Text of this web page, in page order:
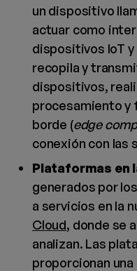
un dispositivo
actuar como
dispositivos IoT y
recopila y
dispositivos,
procesamiento y
borde (edge
conexión con las
Plataformas en
generados por
a servicios en la
Cloud, donde se
analizan. Las
proporcionan